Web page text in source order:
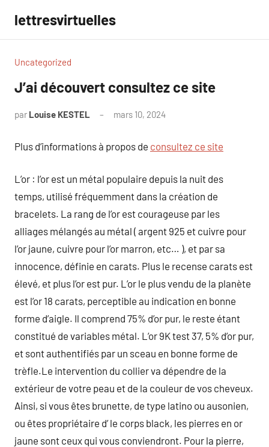
contenu
lettresvirtuelles
Uncategorized
J’ai découvert consultez ce site
par Louise KESTEL mars 10, 2024
Plus d’informations à propos de consultez ce site
L’or : l’or est un métal populaire depuis la nuit des
temps, utilisé fréquemment dans la création de
bracelets. La rang de l’or est courageuse par les
alliages mélangés au métal ( argent 925 et cuivre pour
l’or jaune, cuivre pour l’or marron, etc… ), et par sa
innocence, définie en carats. Plus le recense carats est
élevé, et plus l’or est pur. L’or le plus vendu de la planète
est l’or 18 carats, perceptible au indication en bonne
forme d’aigle. Il comprend 75% d’or pur, le reste étant
constitué de variables métal. L’or 9K test 37, 5% d’or pur,
et sont authentifiés par un sceau en bonne forme de
trèfle.Le intervention du collier va dépendre de la
extérieur de votre peau et de la couleur de vos cheveux.
Ainsi, si vous êtes brunette, de type latino ou ausonien,
ou êtes propriétaire d’ le corps black, les pierres en or
jaune sont ceux qui vous conviendront. Pour la pierre,